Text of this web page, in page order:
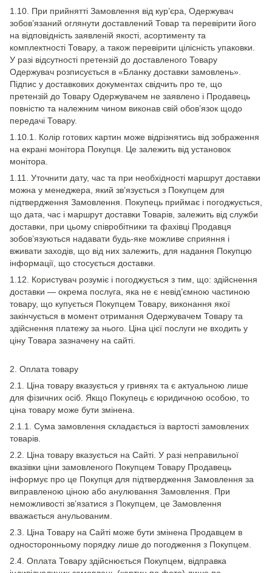
1.10. При прийнятті Замовлення від кур’єра, Одержувач
зобов’язаний оглянути доставлений Товар та перевірити його
на відповідність заявленій якості, асортименту та
комплектності Товару, а також перевірити цілісність упаковки.
У разі відсутності претензій до доставленого Товару
Одержувач розписується в «Бланку доставки замовлень».
Підпис у доставкових документах свідчить про те, що
претензій до Товару Одержувачем не заявлено і Продавець
повністю та належним чином виконав свій обов’язок щодо
передачі Товару.
1.10.1. Колір готових картин може відрізнятись від зображення
на екрані монітора Покупця. Це залежить від установок
монітора.
1.11. Уточнити дату, час та при необхідності маршрут доставки
можна у менеджера, який зв’язується з Покупцем для
підтвердження Замовлення. Покупець приймає і погоджується,
що дата, час і маршрут доставки Товарів, залежить від служби
доставки, при цьому співробітники та фахівці Продавця
зобов’язуються надавати будь-яке можливе сприяння і
вживати заходів, що від них залежить, для надання Покупцю
інформації, що стосується доставки.
1.12. Користувач розуміє і погоджується з тим, що: здійснення
доставки — окрема послуга, яка не є невід’ємною частиною
товару, що купується Покупцем Товару, виконання якої
закінчується в момент отримання Одержувачем Товару та
здійснення платежу за нього. Ціна цієї послуги не входить у
ціну Товара зазначену на сайті.
2. Оплата товару
2.1. Ціна товару вказується у гривнях та є актуальною лише
для фізичних осіб. Якщо Покупець є юридичною особою, то
ціна товару може бути змінена.
2.1.1. Сума замовлення складається із вартості замовлених
товарів.
2.2. Ціна товару вказується на Сайті. У разі неправильної
вказівки ціни замовленого Покупцем Товару Продавець
інформує про це Покупця для підтвердження Замовлення за
виправленою ціною або анулювання Замовлення. При
неможливості зв’язатися з Покупцем, це Замовлення
вважається анульованим.
2.3. Ціна Товару на Сайті може бути змінена Продавцем в
односторонньому порядку лише до погодження з Покупцем.
2.4. Оплата Товару здійснюється Покупцем, відправка